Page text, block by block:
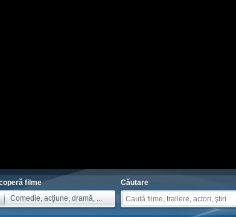
filme
Comedie, acţiune, dramă, ...
Căutare